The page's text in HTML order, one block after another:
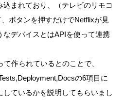
まれており、（テレビのリモコ
ボタンを押すだけでNetflixが見
なデバイスとはAPIを使って連携
作られているとのことで、
の6項目に
ているかを説明してもらいまし